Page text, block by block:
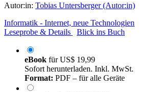
Autor:in: Tobias Untersberger (Autor:in)
Informatik - Internet, neue Technologien
Leseprobe & Details
Blick ins Buch
eBook fürUS$ 19,99
Sofort herunterladen. Inkl. MwSt.
Format: PDF – für alle Geräte